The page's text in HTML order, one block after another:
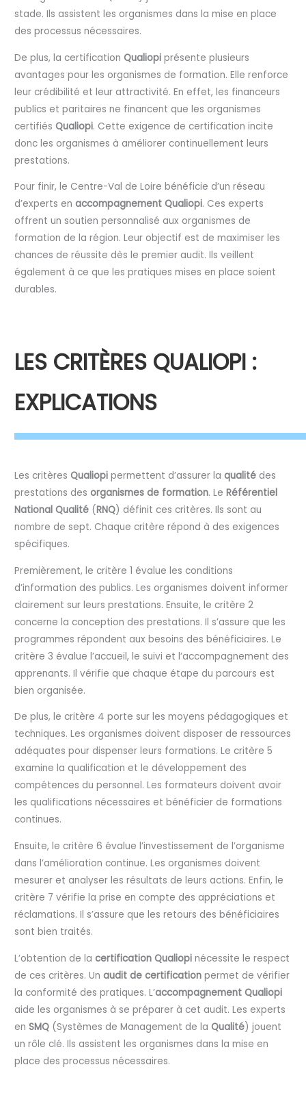
stade. Ils assistent les organismes dans la mise en place
des processus nécessaires.
De plus, la certification Qualiopi présente plusieurs
avantages pour les organismes de formation. Elle renforce
leur crédibilité et leur attractivité. En effet, les financeurs
publics et paritaires ne financent que les organismes
certifiés Qualiopi. Cette exigence de certification incite
donc les organismes à améliorer continuellement leurs
prestations.
Pour finir, le Centre-Val de Loire bénéficie d’un réseau
d’experts enaccompagnement Qualiopi. Ces experts
offrent un soutien personnalisé aux organismes de
formation de la région. Leur objectif est de maximiser les
chances de réussite dès le premier audit. Ils veillent
également à ce que les pratiques mises en place soient
durables.
LES CRITÈRES QUALIOPI :
EXPLICATIONS
Les critères Qualiopi permettent d’assurer laqualité des
prestations desorganismes de formation. LeRéférentiel
National Qualité (RNQ) définit ces critères. Ils sont au
nombre de sept. Chaque critère répond à des exigences
spécifiques.
Premièrement, le critère 1 évalue les conditions
d’information des publics. Les organismes doivent informer
clairement sur leurs prestations. Ensuite, le critère 2
concerne la conception des prestations. Il s’assure que les
programmes répondent aux besoins des bénéficiaires. Le
critère 3 évalue l’accueil, le suivi et l’accompagnement des
apprenants. Il vérifie que chaque étape du parcours est
bien organisée.
De plus, le critère 4 porte sur les moyens pédagogiques et
techniques. Les organismes doivent disposer de ressources
adéquates pour dispenser leurs formations. Le critère 5
examine la qualification et le développement des
compétences du personnel. Les formateurs doivent avoir
les qualifications nécessaires et bénéficier de formations
continues.
Ensuite, le critère 6 évalue l’investissement de l’organisme
dans l’amélioration continue. Les organismes doivent
mesurer et analyser les résultats de leurs actions. Enfin, le
critère 7 vérifie la prise en compte des appréciations et
réclamations. Il s’assure que les retours des bénéficiaires
sont bien traités.
L’obtention de lacertification Qualiopi nécessite le respect
de ces critères. Unaudit de certification permet de vérifier
la conformité des pratiques. L’accompagnement Qualiopi
aide les organismes à se préparer à cet audit. Les experts
enSMQ (Systèmes de Management de la Qualité) jouent
un rôle clé. Ils assistent les organismes dans la mise en
place des processus nécessaires.